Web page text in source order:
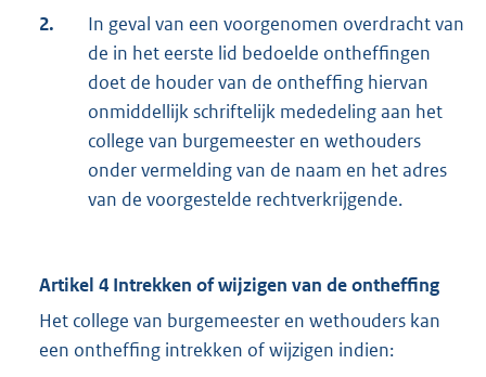
2.
In geval van een voorgenomen overdracht van
de in het eerste lid bedoelde ontheffingen
doet de houder van de ontheffing hiervan
onmiddellijk schriftelijk mededeling aan het
college van burgemeester en wethouders
onder vermelding van de naam en het adres
van de voorgestelde rechtverkrijgende.
Artikel 4 Intrekken of wijzigen van de ontheffing
Het college van burgemeester en wethouders kan
een ontheffing intrekken of wijzigen indien: